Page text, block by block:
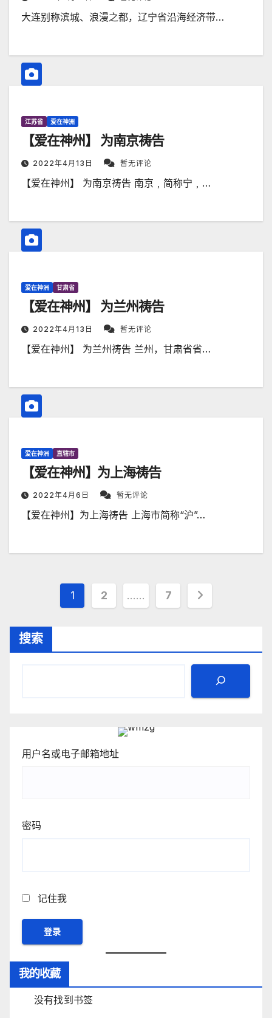
大连别称滨城、浪漫之都，辽宁省沿海经济带…
江苏省 爱在神洲
【爱在神州】 为南京祷告
2022年4月13日 暂无评论
【爱在神州】 为南京祷告 南京﹐简称宁﹐…
爱在神洲 甘肃省
【爱在神州】 为兰州祷告
2022年4月13日 暂无评论
【爱在神州】 为兰州祷告 兰州，甘肃省省…
爱在神洲 直辖市
【爱在神州】为上海祷告
2022年4月6日 暂无评论
【爱在神州】为上海祷告 上海市简称“沪”…
文
分
1 2 …… 7
搜索
用户名或电子邮箱地址
密码
记住我
我的收藏
没有找到书签